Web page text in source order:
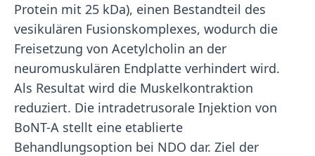
Protein mit 25 kDa), einen Bestandteil des
vesikulären Fusionskomplexes, wodurch die
Freisetzung von Acetylcholin an der
neuromuskulären Endplatte verhindert wird.
Als Resultat wird die Muskelkontraktion
reduziert. Die intradetrusorale Injektion von
BoNT-A stellt eine etablierte
Behandlungsoption bei NDO dar. Ziel der